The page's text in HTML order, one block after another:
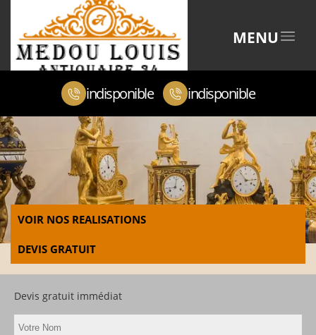
MENU
indisponible indisponible
VOIR NOS REALISATIONS
DEVIS GRATUIT
Devis gratuit immédiat